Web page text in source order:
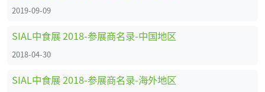
2019-09-09
SIAL中食展 2018-参展商名录-中国地区
2018-04-30
SIAL中食展 2018-参展商名录-海外地区